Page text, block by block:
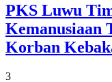
PKS Luwu
Kemanusiaan
Korban
3